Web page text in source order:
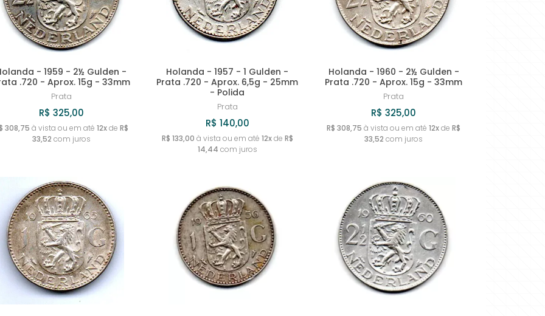
- 1959 - 2½ Gulden -
.720 - Aprox. 15g - 33mm
Prata
R$ 325,00
308,75 à vista ou em até 12xde R$
33,52 com juros
Holanda - 1957 - 1 Gulden -
Prata .720 - Aprox. 6,5g - 25mm
- Polida
Prata
R$ 140,00
R$ 133,00 à vista ou em até 12xde R$
14,44 com juros
Holanda - 1960 - 2½ Gulden -
Prata .720 - Aprox. 15g - 33mm
Prata
R$ 325,00
R$ 308,75 à vista ou em até12xdeR$
33,52 com juros